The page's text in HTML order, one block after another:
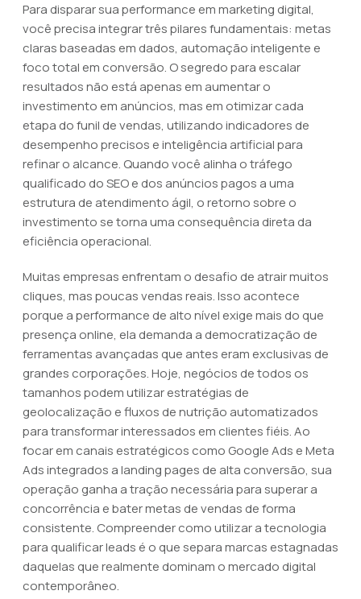
Para disparar sua performance em marketing digital,
você precisa integrar três pilares fundamentais: metas
claras baseadas em dados, automação inteligente e
foco total em conversão. O segredo para escalar
resultados não está apenas em aumentar o
investimento em anúncios, mas em otimizar cada
etapa do funil de vendas, utilizando indicadores de
desempenho precisos e inteligência artificial para
refinar o alcance. Quando você alinha o tráfego
qualificado do SEO e dos anúncios pagos a uma
estrutura de atendimento ágil, o retorno sobre o
investimento se torna uma consequência direta da
eficiência operacional.
Muitas empresas enfrentam o desafio de atrair muitos
cliques, mas poucas vendas reais. Isso acontece
porque a performance de alto nível exige mais do que
presença online, ela demanda a democratização de
ferramentas avançadas que antes eram exclusivas de
grandes corporações. Hoje, negócios de todos os
tamanhos podem utilizar estratégias de
geolocalização e fluxos de nutrição automatizados
para transformar interessados em clientes fiéis. Ao
focar em canais estratégicos como Google Ads e Meta
Ads integrados a landing pages de alta conversão, sua
operação ganha a tração necessária para superar a
concorrência e bater metas de vendas de forma
consistente. Compreender como utilizar a tecnologia
para qualificar leads é o que separa marcas estagnadas
daquelas que realmente dominam o mercado digital
contemporâneo.